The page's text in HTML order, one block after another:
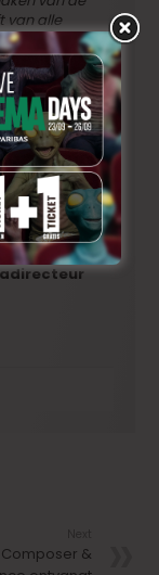
van alle
in première
– van Berlijn
de prijs voor
nog de
producties bij
eerbetoon in
komt ook
de
eerste rij om
en ik ben
de
&